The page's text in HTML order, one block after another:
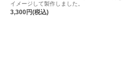
イメージして製作しました。
3,300円(税込)